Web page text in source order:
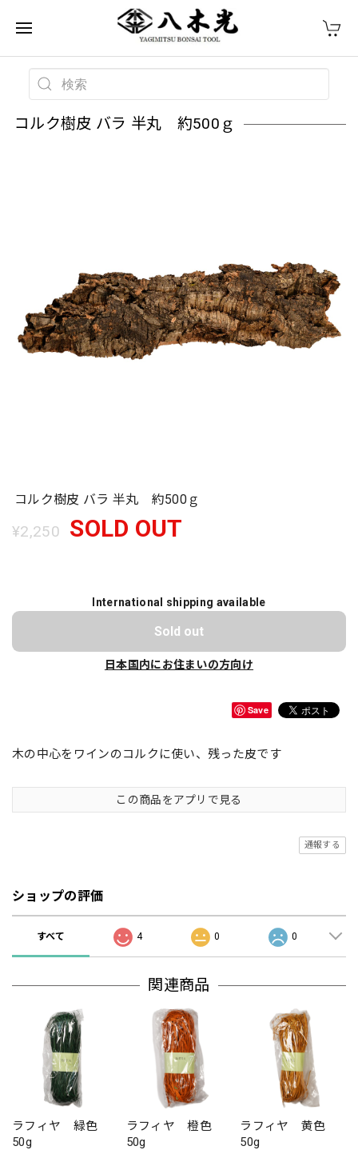
コルク樹皮 バラ 半丸 約500ｇ
コルク樹皮 バラ 半丸 約500ｇ
¥2,250 SOLD OUT
International shipping available
Sold out
日本国内にお住まいの方向け
Save
木の中心をワインのコルクに使い、残った皮です
この商品をアプリで見る
通報する
ショップの評価
すべて 4 0 0
関連商品
ラフィヤ 緑色
50g
ラフィヤ 橙色
50g
ラフィヤ 黄色
50g